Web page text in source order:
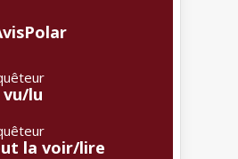
lu
la voir/lire